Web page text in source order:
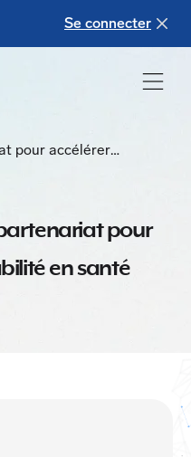
Se connecter
pour accélérer
pour
en santé